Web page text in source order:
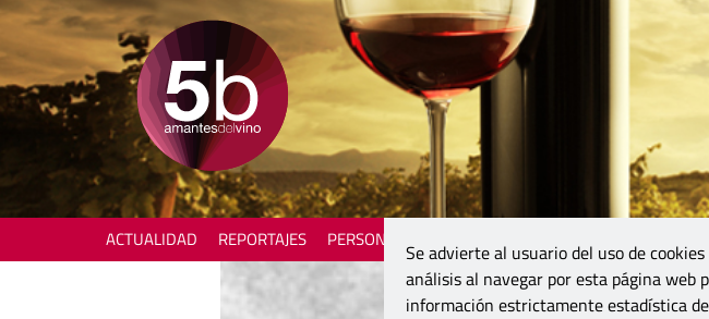
ACTUALIDAD REPORTAJES PERSONAJES
Se advierte al usuario del uso de
análisis al navegar por esta página
información estrictamente estadística